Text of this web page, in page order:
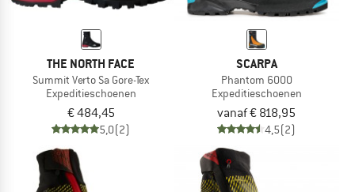
THE NORTH FACE
Summit Verto Sa Gore-Tex
Expeditieschoenen
€ 484,45
5,0(2)
SCARPA
Phantom 6000
Expeditieschoenen
vanaf € 818,95
4,5(2)